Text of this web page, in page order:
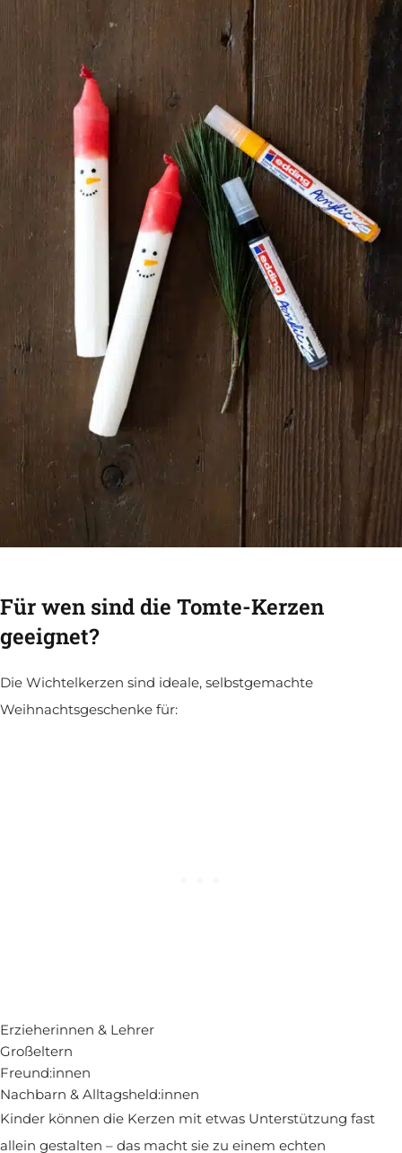
Für wen sind die Tomte-Kerzen
geeignet?
Die Wichtelkerzen sind ideale, selbstgemachte
Weihnachtsgeschenke für:
Erzieherinnen & Lehrer
Großeltern
Freund:innen
Nachbarn & Alltagsheld:innen
Kinder können die Kerzen mit etwas Unterstützung fast
allein gestalten – das macht sie zu einem echten